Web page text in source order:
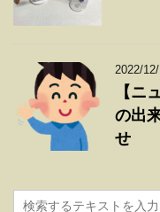
2022/
【ニ
の出
せ